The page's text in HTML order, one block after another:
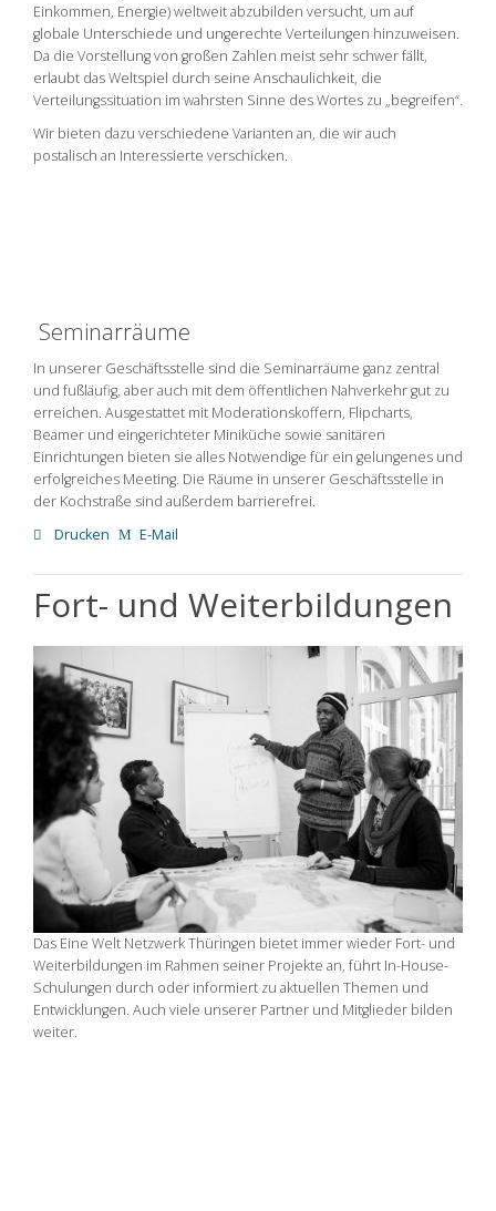
Einkommen, Energie) weltweit abzubilden versucht, um auf
globale Unterschiede und ungerechte Verteilungen hinzuweisen.
Da die Vorstellung von großen Zahlen meist sehr schwer fällt,
erlaubt das Weltspiel durch seine Anschaulichkeit, die
Verteilungssituation im wahrsten Sinne des Wortes zu „begreifen“.
Wir bieten dazu verschiedene Varianten an, die wir auch
postalisch an Interessierte verschicken.
Seminarräume
In unserer Geschäftsstelle sind die Seminarräume ganz zentral
und fußläufig, aber auch mit dem öffentlichen Nahverkehr gut zu
erreichen. Ausgestattet mit Moderationskoffern, Flipcharts,
Beamer und eingerichteter Miniküche sowie sanitären
Einrichtungen bieten sie alles Notwendige für ein gelungenes und
erfolgreiches Meeting. Die Räume in unserer Geschäftsstelle in
der Kochstraße sind außerdem barrierefrei.
Drucken
E-Mail
Fort- und Weiterbildungen
Das Eine Welt Netzwerk Thüringen bietet immer wieder Fort- und
Weiterbildungen im Rahmen seiner Projekte an, führt In-House-
Schulungen durch oder informiert zu aktuellen Themen und
Entwicklungen. Auch viele unserer Partner und Mitglieder bilden
weiter.